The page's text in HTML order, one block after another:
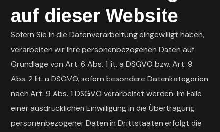
auf dieser Website
Sofern Sie in die Datenverarbeitung eingewilligt haben,
verarbeiten wir Ihre personenbezogenen Daten auf
Grundlage von Art. 6 Abs. 1 lit. a DSGVO bzw. Art. 9
Abs. 2 lit. a DSGVO, sofern besondere Datenkategorien
nach Art. 9 Abs. 1 DSGVO verarbeitet werden. Im Falle
einer ausdrücklichen Einwilligung in die Übertragung
personenbezogener Daten in Drittstaaten erfolgt die